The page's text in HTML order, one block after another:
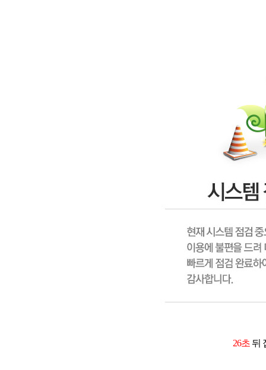
26초뒤